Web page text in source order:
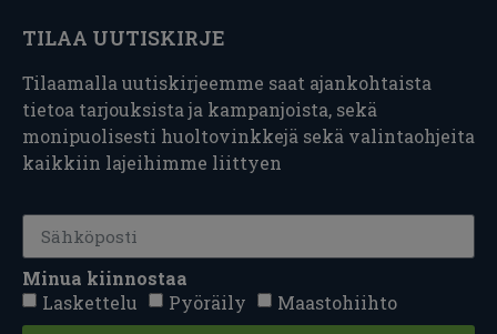
TILAA UUTISKIRJE
Tilaamalla uutiskirjeemme saat ajankohtaista
tietoa tarjouksista ja kampanjoista, sekä
monipuolisesti huoltovinkkejä sekä valintaohjeita
kaikkiin lajeihimme liittyen
Minua kiinnostaa
Laskettelu
Pyöräily Maastohiihto